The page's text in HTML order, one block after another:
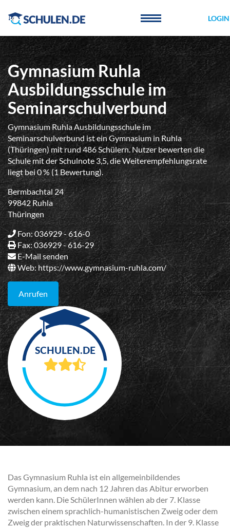
LOGIN
Gymnasium Ruhla
Ausbildungsschule im
Seminarschulverbund
Gymnasium Ruhla Ausbildungsschule im
Seminarschulverbund ist ein Gymnasium in Ruhla
(Thüringen) mit rund 486 Schülern. Nutzer bewerten die
Schule mit der Schulnote 3,5, die Weiterempfehlungsrate
liegt bei 0 % (1 Bewertung).
Bermbachtal 24
99842 Ruhla
Thüringen
Fon: 036929 - 616-0
Fax: 036929 - 616-29
E-Mail senden
Web: https://www.gymnasium-ruhla.com/
Anrufen
Das Gymnasium Ruhla ist ein allgemeinbildendes
Gymnasium, an dem nach 12 Jahren das Abitur erworben
werden kann. Die SchülerInnen wählen ab der 7. Klasse
zwischen einem sprachlich-humanistischen Zweig oder dem
Zweig der praktischen Naturwissenschaften. In der 9. Klasse